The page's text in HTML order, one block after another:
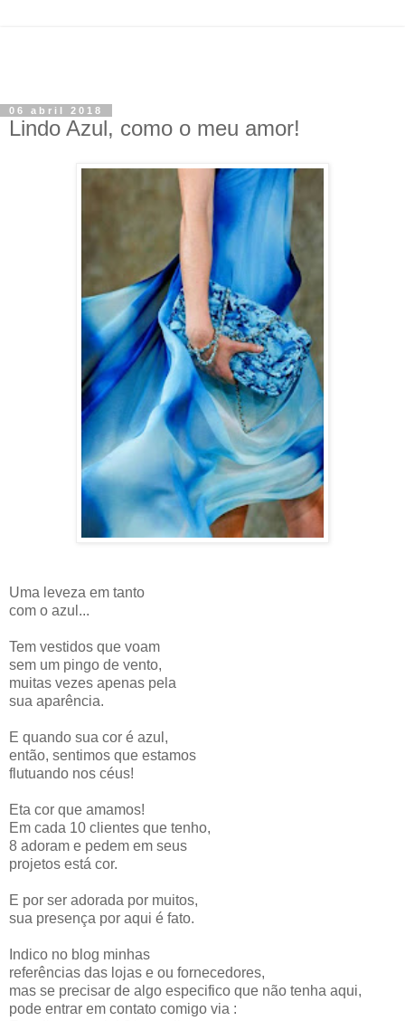
06 abril 2018
Lindo Azul, como o meu amor!
Uma leveza em tanto
com o azul...
Tem vestidos que voam
sem um pingo de vento,
muitas vezes apenas pela
sua aparência.
E quando sua cor é azul,
então, sentimos que estamos
flutuando nos céus!
Eta cor que amamos!
Em cada 10 clientes que tenho,
8 adoram e pedem em seus
projetos está cor.
E por ser adorada por muitos,
sua presença por aqui é fato.
Indico no blog minhas
referências das lojas e ou fornecedores,
mas se precisar de algo especifico que não tenha aqui,
pode entrar em contato comigo via :